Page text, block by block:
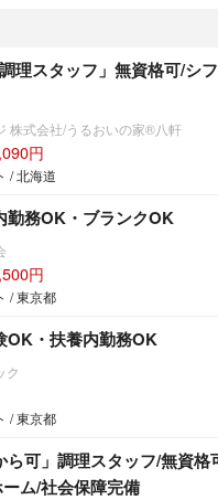
調理スタッフ」無資格可/シ
株式会社/うるおいの家®八軒
円
/ 北海道
勤務OK・ブランクOK
円
/ 東京都
OK・扶養内勤務OK
ク
/ 東京都
ら可」調理スタッフ/無資
ム/社会保障完備